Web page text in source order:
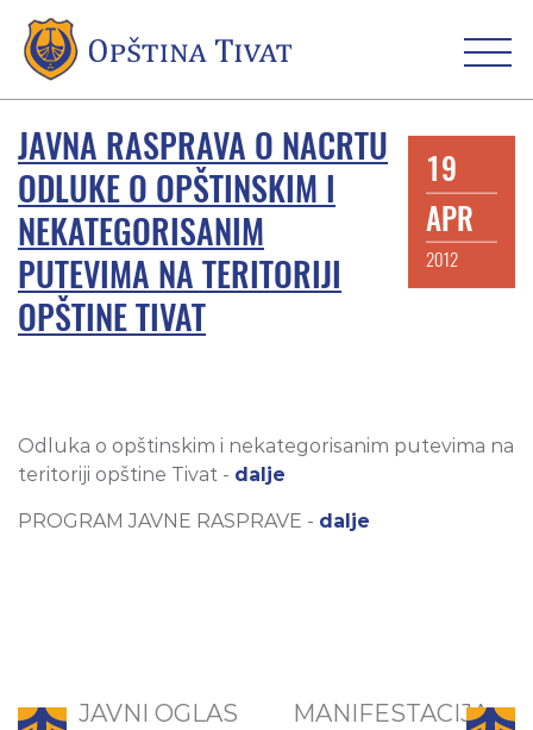
JAVNA RASPRAVA O NACRTU
ODLUKE O OPŠTINSKIM I
NEKATEGORISANIM
PUTEVIMA NA TERITORIJI
OPŠTINE TIVAT
19
APR
2012
Odluka o opštinskim i nekategorisanim putevima na
teritoriji opštine Tivat - dalje
PROGRAM JAVNE RASPRAVE - dalje
JAVNI OGLAS
MANIFESTACIJA